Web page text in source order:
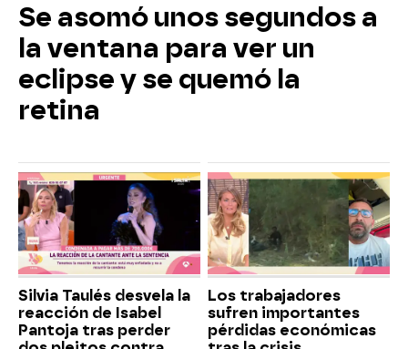
Se asomó unos segundos a
la ventana para ver un
eclipse y se quemó la
retina
Silvia Taulés desvela la
reacción de Isabel
Pantoja tras perder
Los trabajadores
sufren importantes
pérdidas económicas